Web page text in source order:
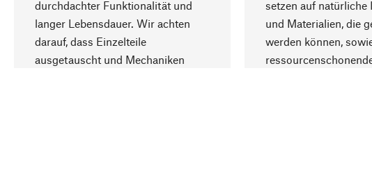
durchdachter Funktionalität und
langer Lebensdauer. Wir achten
darauf, dass Einzelteile
ausgetauscht und Mechaniken
setzen auf natürliche
und Materialien, die
werden können,